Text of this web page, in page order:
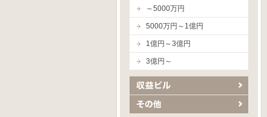
～5000万円
5000万円～1億円
1億円～3億円
3億円～